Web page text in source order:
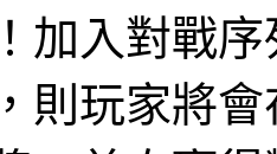
加入對戰
則玩家將